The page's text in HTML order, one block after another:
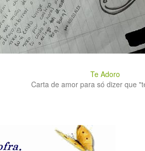
Te Adoro
Carta de amor para só dizer que